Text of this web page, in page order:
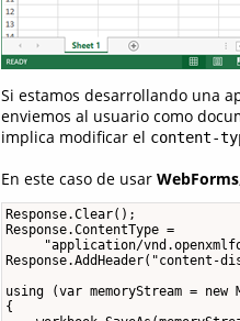
Si estamos desarrollando una
enviemos al usuario como
implica modificar el content-
En este caso de usar WebForms
Response.Clear();
Response.ContentType =
"application/
using (var memoryStream = new
{